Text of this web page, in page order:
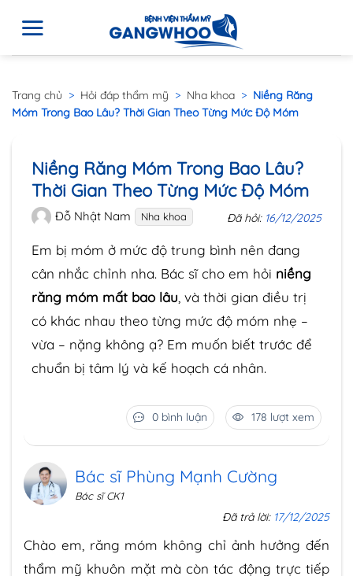
Trang chủ > Hỏi đáp thẩm mỹ > Nha khoa > Niềng Răng
Móm Trong Bao Lâu? Thời Gian Theo Từng Mức Độ Móm
Niềng Răng Móm Trong Bao Lâu?
Thời Gian Theo Từng Mức Độ Móm
Đỗ Nhật Nam Nha khoa Đã hỏi: 16/12/2025
Em bị móm ở mức độ trung bình nên đang
cân nhắc chỉnh nha. Bác sĩ cho em hỏi niềng
răng móm mất bao lâu , và thời gian điều trị
có khác nhau theo từng mức độ móm nhẹ –
vừa – nặng không ạ? Em muốn biết trước để
chuẩn bị tâm lý và kế hoạch cá nhân.
0 bình luận 178 lượt xem
Bác sĩ Phùng Mạnh Cường
Bác sĩ CK1
Đã trả lời: 17/12/2025
Chào em, răng móm không chỉ ảnh hưởng đến
thẩm mỹ khuôn mặt mà còn tác động trực tiếp